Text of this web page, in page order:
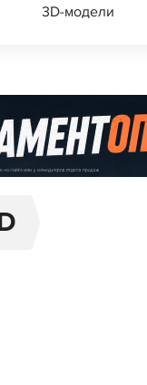
3D-модели